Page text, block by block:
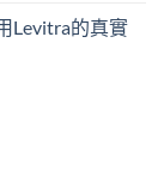
Levitra的真實